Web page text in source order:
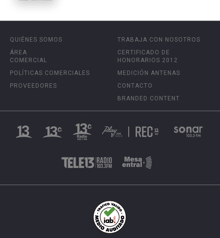
QUIÉNES SOMOS
ÁREA
COMERCIAL
POLÍTICAS COMERCIALES
PROVEEDORES
TRABAJA CON NOSOTROS
CERTIFICADO DE
HONORARIOS 2012
MEDICIÓN ANTENAS
CONTACTO
BRANDED CONTENT